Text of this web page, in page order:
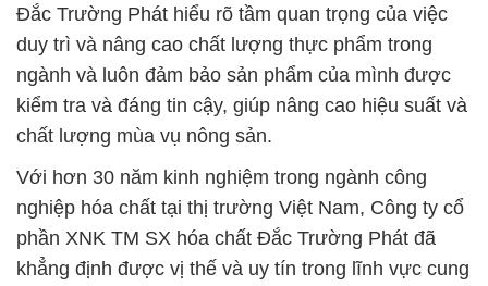
Đắc Trường Phát hiểu rõ tầm quan trọng của việc
duy trì và nâng cao chất lượng thực phẩm trong
ngành và luôn đảm bảo sản phẩm của mình được
kiểm tra và đáng tin cậy, giúp nâng cao hiệu suất và
chất lượng mùa vụ nông sản.
Với hơn 30 năm kinh nghiệm trong ngành công
nghiệp hóa chất tại thị trường Việt Nam, Công ty cổ
phần XNK TM SX hóa chất Đắc Trường Phát đã
khẳng định được vị thế và uy tín trong lĩnh vực cung